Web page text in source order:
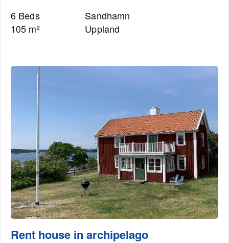
6 Beds
105 m²
Sandhamn
Uppland
Rent house in archipelago